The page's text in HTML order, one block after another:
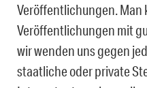
Veröffentlichungen. Man
Veröffentlichungen mit
wir wenden uns gegen
staatliche oder private